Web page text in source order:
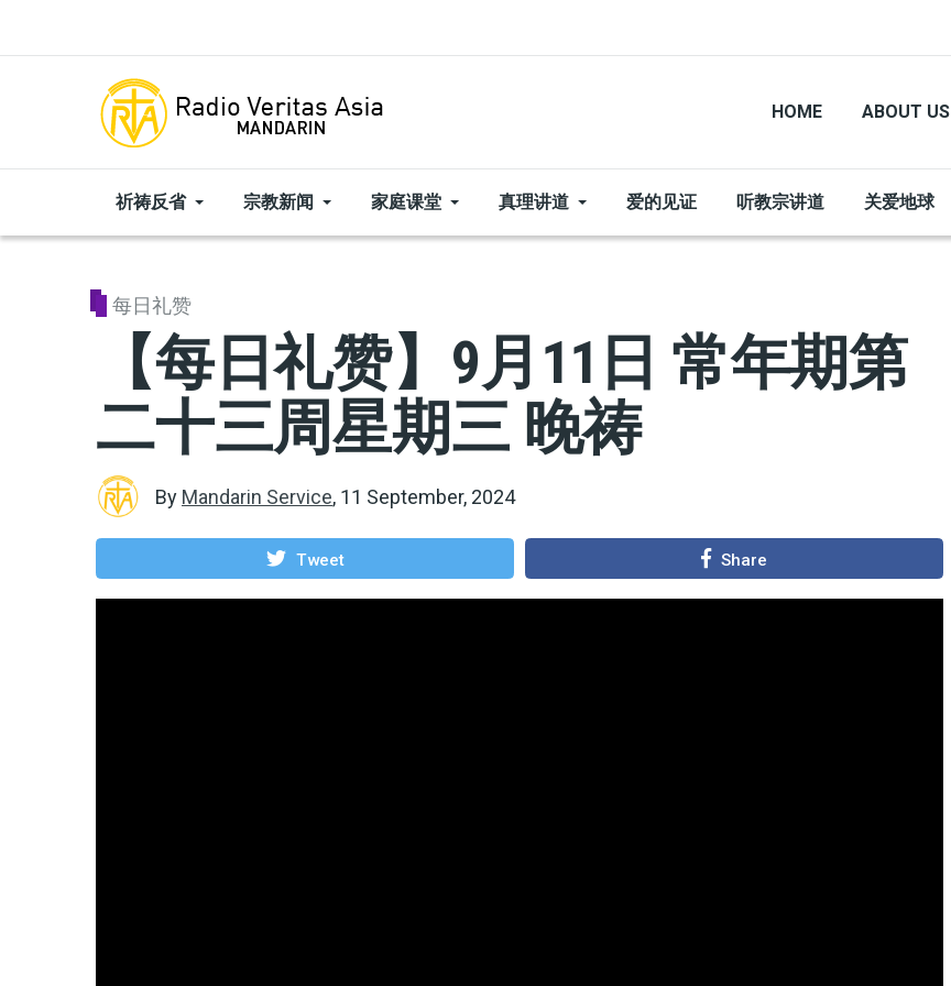
HOME ABOUT US
祈祷反省 宗教新闻 家庭课堂 真理讲道 爱的见证 听教宗讲道 关爱地球
每日礼赞
【每日礼赞】9月11日 常年期第
二十三周星期三 晚祷
By Mandarin Service, 11 September, 2024
Tweet Share